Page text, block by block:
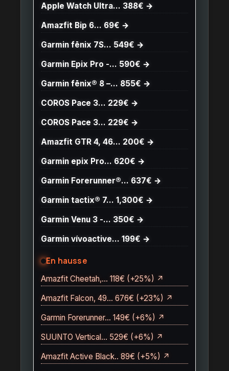
Apple Watch Ultra… 388€ →
Amazfit Bip 6… 69€ →
Garmin fēnix 7S… 549€ →
Garmin Epix Pro -… 590€ →
Garmin fēnix® 8 –… 855€ →
COROS Pace 3… 229€ →
COROS Pace 3… 229€ →
Amazfit GTR 4, 46… 200€ →
Garmin epix Pro… 620€ →
Garmin Forerunner®… 637€ →
Garmin tactix® 7… 1,300€ →
Garmin Venu 3 -… 350€ →
Garmin vívoactive… 199€ →
En hausse
Amazfit Cheetah,… 118€ (+25%) ↗
Amazfit Falcon, 49… 676€ (+23%) ↗
Garmin Forerunner… 149€ (+6%) ↗
SUUNTO Vertical… 529€ (+6%) ↗
Amazfit Active Black.. 89€ (+5%) ↗